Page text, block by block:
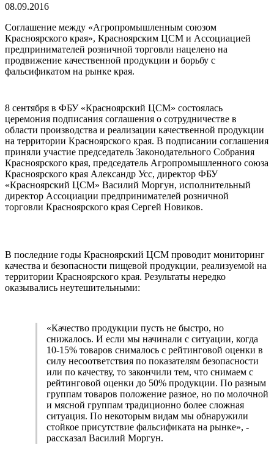
08.09.2016
Соглашение между «Агропромышленным союзом
Красноярского края», Красноярским ЦСМ и Ассоциацией
предпринимателей розничной торговли нацелено на
продвижение качественной продукции и борьбу с
фальсификатом на рынке края.
8 сентября в ФБУ «Красноярский ЦСМ» состоялась
церемония подписания соглашения о сотрудничестве в
области производства и реализации качественной продукции
на территории Красноярского края. В подписании соглашения
приняли участие председатель Законодательного Собрания
Красноярского края, председатель Агропромышленного союза
Красноярского края Александр Усс, директор ФБУ
«Красноярский ЦСМ» Василий Моргун, исполнительный
директор Ассоциации предпринимателей розничной
торговли Красноярского края Сергей Новиков.
В последние годы Красноярский ЦСМ проводит мониторинг
качества и безопасности пищевой продукции, реализуемой на
территории Красноярского края. Результаты нередко
оказывались неутешительными:
«Качество продукции пусть не быстро, но
снижалось. И если мы начинали с ситуации, когда
10-15% товаров снималось с рейтинговой оценки в
силу несоответствия по показателям безопасности
или по качеству, то закончили тем, что снимаем с
рейтинговой оценки до 50% продукции. По разным
группам товаров положение разное, но по молочной
и мясной группам традиционно более сложная
ситуация. По некоторым видам мы обнаружили
стойкое присутствие фальсификата на рынке», -
рассказал Василий Моргун.